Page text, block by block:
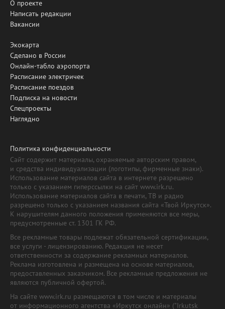
О проекте
Написать редакции
Вакансии
Экокарта
Сделано в России
Онлайн-табло аэропорта
Расписание электричек
Расписание поездов
Подписка на новости
Спецпроекты
Наглядно
Политика конфиденциальности
Сайт содержит материалы, охраняемые авторским правом,
и средства индивидуализации (логотипы, фирменные знаки).
Использование материалов сайта в интернете разрешено
только с указанием гиперссылки на сайт www.irk.ru.
Использование материалов сайта в печати, ТВ и радио
разрешено только с указанием названия сайта «Твой Иркутск».
К нарушителям данного положения применяются все меры,
предусмотренные ст. 1301 ГК РФ.
Все рекламные товары подлежат обязательной сертификации,
все услуги - лицензированию. Редакция не несет
ответственности за содержание рекламных материалов.
Реклама изготовлена и размещена на основе материалов,
предоставленных заказчиком. Все рекламные предложения не
являются публичной офертой.
На сайте www.irk.ru размещаются в том числе и материалы
от информационного агентства «Иркутск онлайн» ("Irkutsk